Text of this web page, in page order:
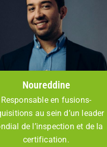
Noureddine
Responsable en fusions-
au sein d’un leader
de l’inspection et de la
certification.